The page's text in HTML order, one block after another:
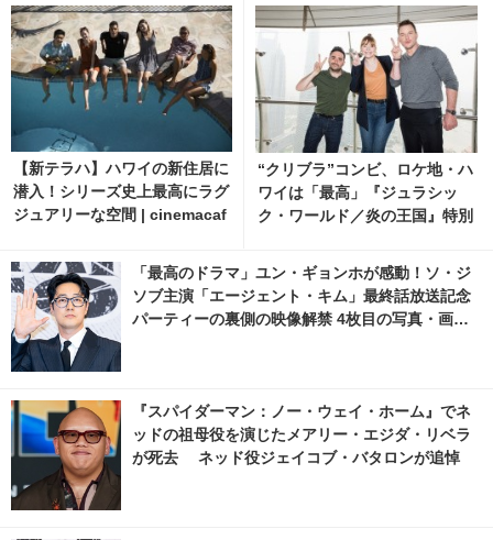
【新テラハ】ハワイの新住居に
潜入！シリーズ史上最高にラグ
ジュアリーな空間 | cinemacaf
“クリブラ”コンビ、ロケ地・ハ
ワイは「最高」『ジュラシッ
ク・ワールド／炎の王国』特別
「最高のドラマ」ユン・ギョンホが感動！ソ・ジ
ソブ主演「エージェント・キム」最終話放送記念
パーティーの裏側の映像解禁 4枚目の写真・画像 |
『スパイダーマン：ノー・ウェイ・ホーム』でネ
ッドの祖母役を演じたメアリー・エジダ・リベラ
が死去 ネッド役ジェイコブ・バタロンが追悼